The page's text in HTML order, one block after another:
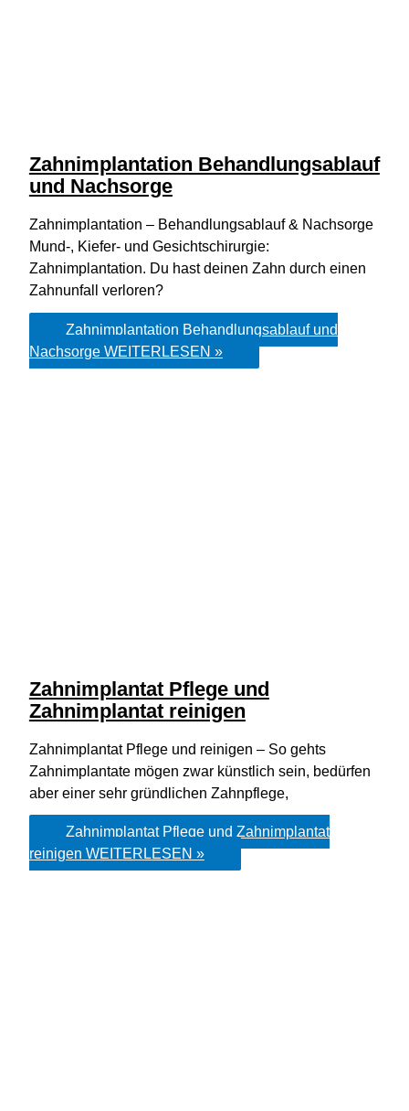
Zahnimplantation Behandlungsablauf
und Nachsorge
Zahnimplantation – Behandlungsablauf & Nachsorge
Mund-, Kiefer- und Gesichtschirurgie:
Zahnimplantation. Du hast deinen Zahn durch einen
Zahnunfall verloren?
Zahnimplantation Behandlungsablauf und
NachsorgeWEITERLESEN »
Zahnimplantat Pflege und
Zahnimplantat reinigen
Zahnimplantat Pflege und reinigen – So gehts
Zahnimplantate mögen zwar künstlich sein, bedürfen
aber einer sehr gründlichen Zahnpflege,
Zahnimplantat Pflege und Zahnimplantat
reinigen WEITERLESEN »